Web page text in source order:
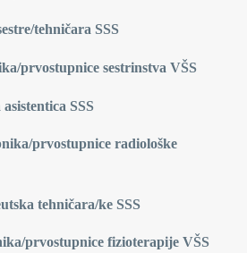
tehničara SSS
prvostupnice sestrinstva VŠS
SSS
prvostupnice radiološke
tehničara/ke SSS
prvostupnice fizioterapije VŠS